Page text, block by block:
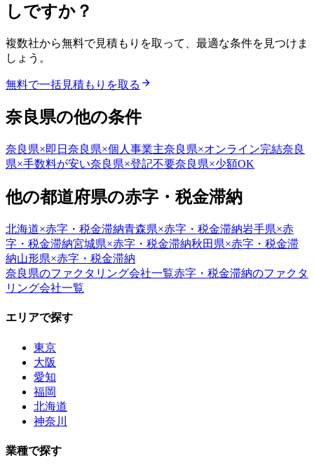
しですか？
複数社から無料で見積もりを取って、最適な条件を見つけま
しょう。
無料で一括見積もりを取る
奈良県の他の条件
奈良県×即日 奈良県×個人事業主奈良県×オンライン完結奈良
県×手数料が安い奈良県×登記不要奈良県×少額OK
他の都道府県の赤字・税金滞納
北海道×赤字・税金滞納青森県×赤字・税金滞納岩手県×赤
字・税金滞納宮城県×赤字・税金滞納秋田県×赤字・税金滞
納山形県×赤字・税金滞納
奈良県のファクタリング会社一覧赤字・税金滞納のファクタ
リング会社一覧
エリアで探す
東京
大阪
愛知
福岡
北海道
神奈川
業種で探す